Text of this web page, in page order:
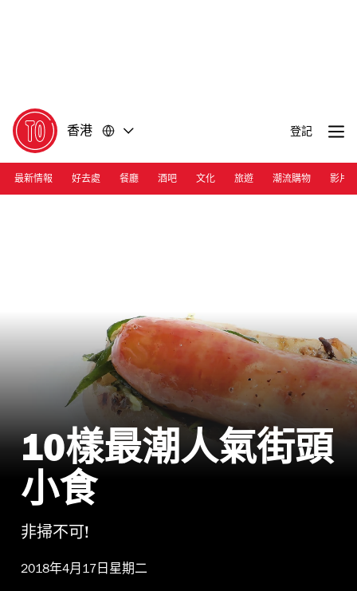
香港 登記
最新情報 好去處 餐廳 酒吧 文化 旅遊 潮流購物 影片
10樣最潮人氣街頭
小食
非掃不可!
2018年4月17日星期二